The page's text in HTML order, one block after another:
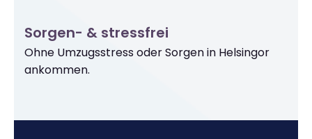
Sorgen- & stressfrei
Ohne Umzugsstress oder Sorgen in Helsingor
ankommen.